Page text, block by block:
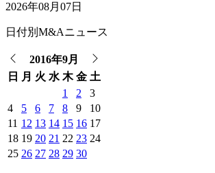
2026年08月07日
日付別M&Aニュース
2016年9月
日
月 火 水 木 金 土
1
2
3
4
5 6 7 8 9
10
11 12 13 14 15 16 17
18 19 20 21 22 23 24
25 26 27 28 29 30